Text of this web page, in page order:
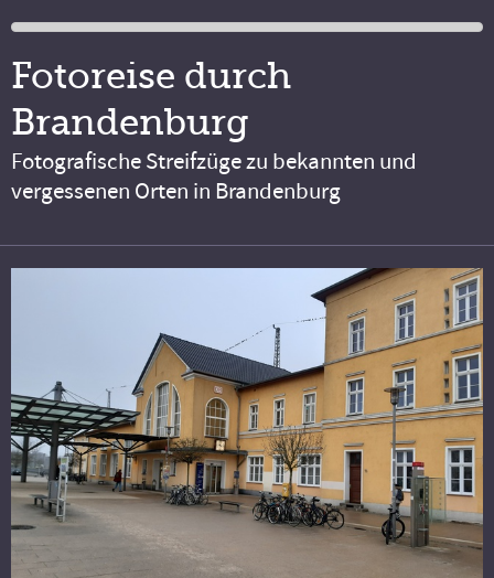
Fotoreise durch
Brandenburg
Fotografische Streifzüge zu bekannten und
vergessenen Orten in Brandenburg